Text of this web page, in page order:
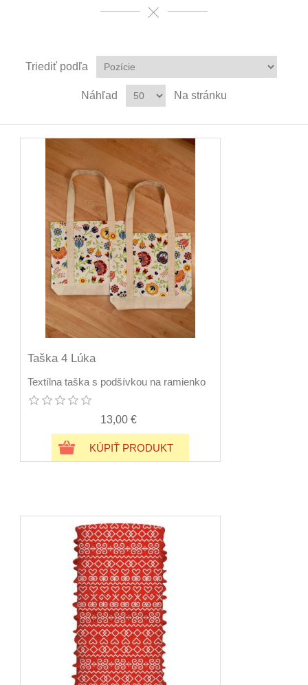
Triediť podľa
Náhľad Na stránku
Taška 4 Lúka
Textílna taška s podšívkou na ramienko
13,00 €
KÚPIŤ PRODUKT